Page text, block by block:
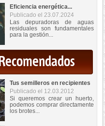
Eficiencia energética...
Publicado el 23.07.2024
Las depuradoras de aguas
residuales son fundamentales
para la gestión...
Tus semilleros en recipientes
Publicado el 12.03.2012
Si queremos crear un huerto,
podemos comprar directamente
los brotes...